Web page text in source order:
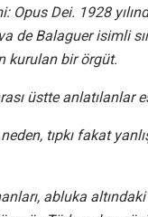
Opus Dei. 1928
de Balaguer isimli
kurulan bir örgüt.
üstte anlatılanlar
tıpkı fakat
abluka